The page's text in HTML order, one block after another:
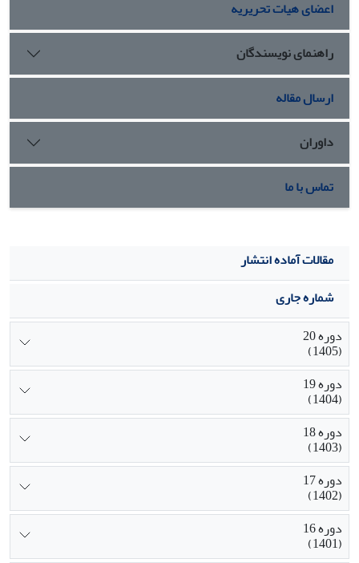
اعضای هیات تحریریه
راهنمای نویسندگان
ارسال مقاله
داوران
تماس با ما
مقالات آماده انتشار
شماره جاری
دوره 20
(1405)
دوره 19
(1404)
دوره 18
(1403)
دوره 17
(1402)
دوره 16
(1401)